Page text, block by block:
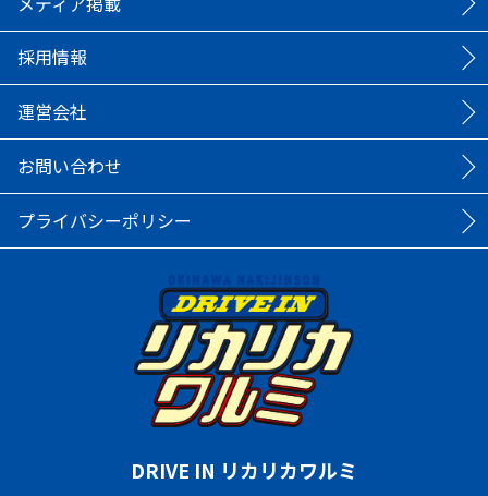
採用情報
運営会社
お問い合わせ
プライバシーポリシー
DRIVE IN リカリカワルミ